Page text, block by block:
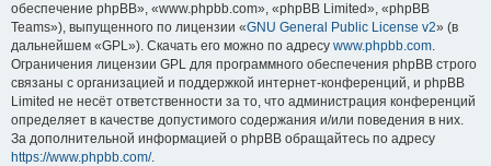
обеспечение phpBB», «www.phpbb.com», «phpBB Limited», «phpBB
Teams»), выпущенного по лицензии «GNU General Public License v2» (в
дальнейшем «GPL»). Скачать его можно по адресу www.phpbb.com.
Ограничения лицензии GPL для программного обеспечения phpBB строго
связаны с организацией и поддержкой интернет-конференций, и phpBB
Limited не несёт ответственности за то, что администрация конференций
определяет в качестве допустимого содержания и/или поведения в них.
За дополнительной информацией о phpBB обращайтесь по адресу
https://www.phpbb.com/.